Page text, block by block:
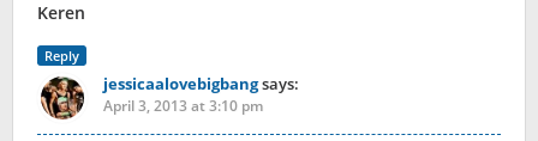
Keren
Reply
jessicaalovebigbangsays:
April 3, 2013 at 3:10 pm